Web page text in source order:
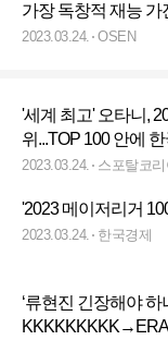
가장 독창적 재능 가
2023.03.24. OSEN
'세계 최고' 오타니,
위...TOP 100 안에
2023.03.24. 스포탈코리
'2023 메이저리거
2023.03.24. 한국경제
‘류현진 긴장해야
KKKKKKKKK→ERA